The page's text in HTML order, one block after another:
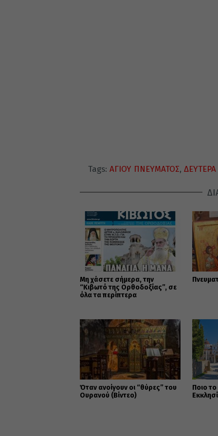
Tags: ΑΓΙΟΥ ΠΝΕΥΜΑΤΟΣ,
Μη χάσετε σήμερα, την
“Κιβωτό της Ορθοδοξίας”, σε
όλα τα περίπτερα
Όταν ανοίγουν οι “θύρες” του
Ουρανού (Βίντεο)
Ποιο